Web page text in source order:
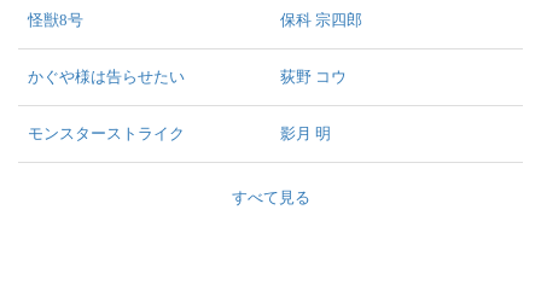
怪獣8号 保科 宗四郎
かぐや様は告らせたい 荻野 コウ
モンスターストライク 影月 明
すべて見る